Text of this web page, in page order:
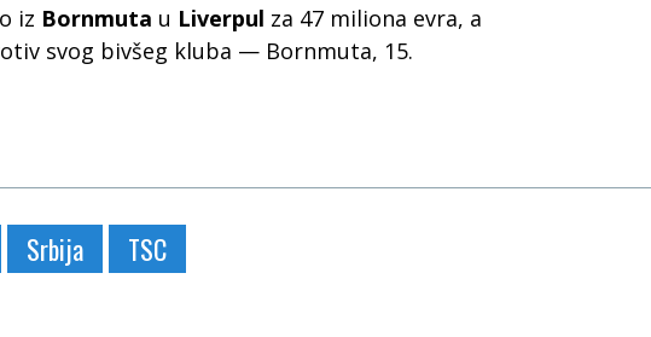
iz Bornmuta u Liverpul za 47 miliona evra, a
svog bivšeg kluba — Bornmuta, 15.
Srbija TSC